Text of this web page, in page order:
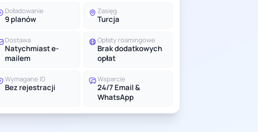
Doładowanie
9 planów
Zasięg
Turcja
Dostawa
Natychmiast e-
mailem
Opłaty roamingowe
Brak dodatkowych
opłat
Wymagane ID
Bez rejestracji
Wsparcie
24/7 Email &
WhatsApp